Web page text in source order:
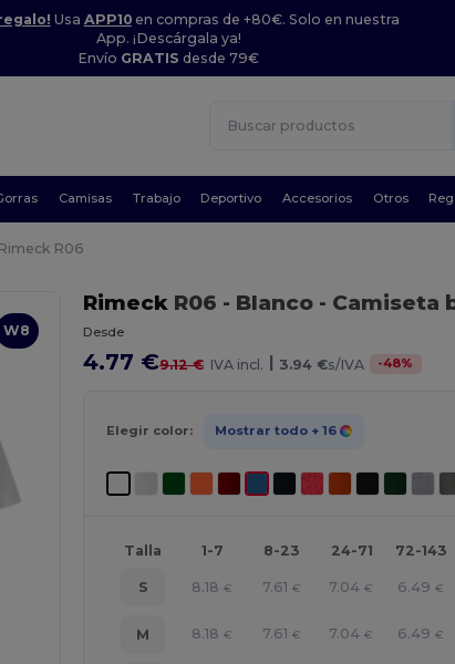
Usa APP10en compras de +80€. Solo en nuestra
App. ¡Descárgala ya!
Envío GRATIS desde 79€
Camisas Trabajo Deportivo Accesorios Otros
Rimeck R06
W8
Rimeck R06 - Blanco- Camiseta
Desde
4.77 €9.12 € IVA incl. | 3.94 €s/IVA -48%
Elegir color: Mostrar todo + 16
Talla 1-7 8-23 24-71 72-143
S 8.18 € 7.61 € 7.04 € 6.49 €
M 8.18 € 7.61 € 7.04 € 6.49 €